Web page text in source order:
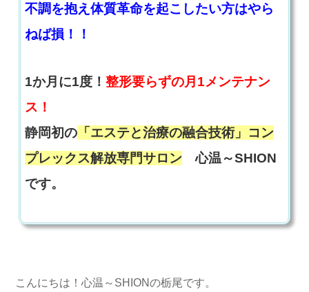
不調を抱え体質革命を起こしたい方はやら
ねば損！！
1か月に1度！ 整形要らずの月1メンテナン
ス！
静岡初の 「エステと治療の融合技術」コン
プレックス解放専門サロン 心温～SHION
です。
こんにちは！心温～SHIONの栃尾です。